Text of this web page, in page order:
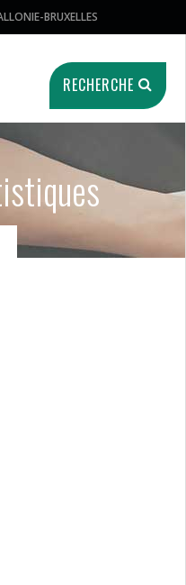
BRUXELLES
RECHERCHE